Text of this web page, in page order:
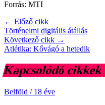
Forrás: MTI
← Előző cikk
Történelmi digitális átállás
Következő cikk →
Atlétika: Kővágó a hetedik
Kapcsolódó cikkek
Belföld / 18 éve